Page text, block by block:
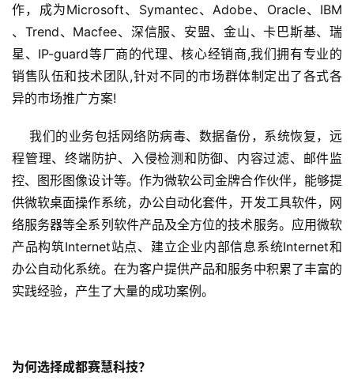
作，成为Microsoft、Symantec、Adobe、Oracle、IBM
、Trend、Macfee、深信服、 安盟、 金山、卡巴斯基、瑞
星 、IP-guard等厂商的代理、核心经销商,我们拥有专业的
销售队伍和技术团队,针对不同的市场群体制定出了各式各
异的市场推广方案!
我们的业务包括网络防病毒、数据备份，系统恢复，远
程管理、终端防护、入侵检测和防御、内容过滤、邮件监
控、图形图像设计等。作为微软公司金牌合作伙伴，能够提
供微软桌面操作系统，办公自动化套件，开发工具软件，网
络服务器等全系列软件产品及全方位的技术服务。应用微软
产品构筑Internet站点、建立企业内部信息系统Internet和
办公自动化系统。在为客户提供产品和服务中积累了丰富的
实践经验，产生了大量的成功案例。
为何选择成都赛慧科技？